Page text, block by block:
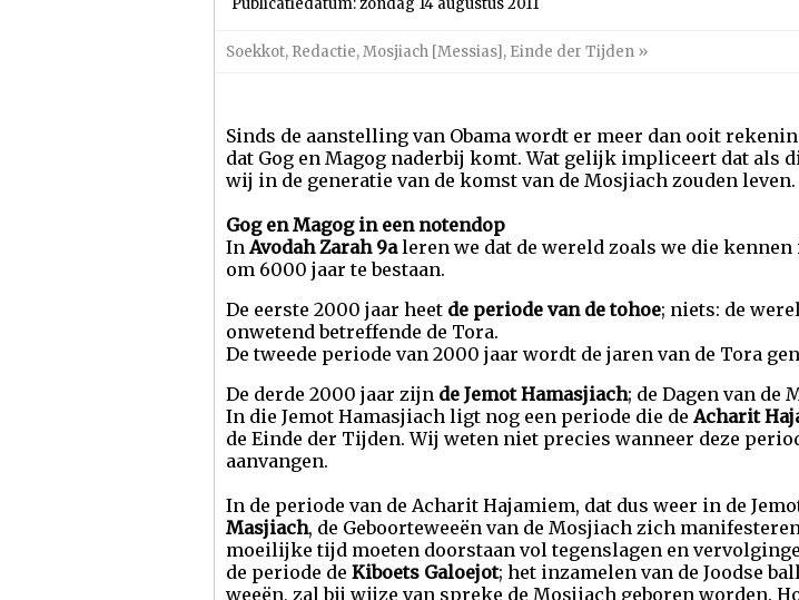
Publicatiedatum: zondag 14 augustus 2011
Soekkot, Redactie,Mosjiach [Messias], Einde der Tijden »
Sinds de aanstelling van Obama wordt er meer dan ooit
dat Gog en Magog naderbij komt. Wat gelijk impliceert dat als
wij in de generatie van de komst van de Mosjiach zouden leven.
Gog en Magog in een notendop
InAvodah Zarah 9aleren we dat de wereld zoals we die kennen
om 6000 jaar te bestaan.
De eerste 2000 jaar heet de periode van de tohoe; niets: de
onwetend betreffende de Tora.
De tweede periode van 2000 jaar wordt de jaren van de Tora
De derde 2000 jaar zijn de Jemot Hamasjiach; de Dagen van de
In die Jemot Hamasjiach ligt nog een periode die deAcharit
de Einde der Tijden. Wij weten niet precies wanneer deze
aanvangen.
In de periode van de Acharit Hajamiem, dat dus weer in de
Masjiach, de Geboorteweeën van de Mosjiach zich
moeilijke tijd moeten doorstaan vol tegenslagen en
de periode de Kiboets Galoejot; het inzamelen van de Joodse
weeën, zal bij wijze van spreke de Mosjiach geboren worden.